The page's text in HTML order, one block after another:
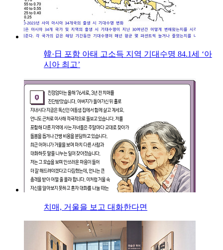
韓·日 포함 아태 고소득 지역 기대수명 84.1세 ‘아
시아 최고’
치매, 거울을 보고 대화한다면